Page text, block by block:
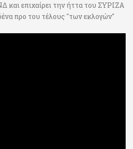
και επιχαίρει την ήττα του ΣΥΡΙΖΑ
προ του τέλους "των εκλογών"